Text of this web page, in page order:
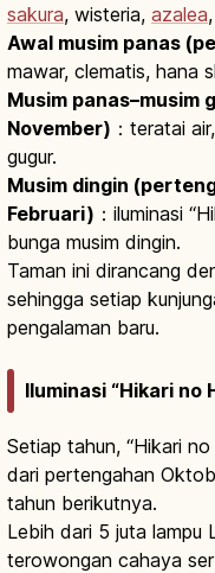
sakura, wisteria, azalea
Awal musim panas
mawar, clematis, hana
Musim panas–musim
November) ：teratai
gugur.
Musim dingin
Februari) ：iluminasi
bunga musim dingin.
Taman ini dirancang
sehingga setiap
pengalaman baru.
Iluminasi “Hikari no
Setiap tahun, “Hikari
dari pertengahan
tahun berikutnya.
Lebih dari 5 juta lampu
terowongan cahaya